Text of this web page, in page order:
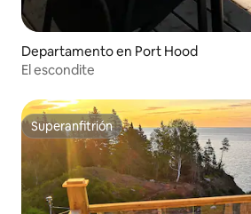
Departamento en Port Hood
El escondite
Superanfitrión
Superanfitrión